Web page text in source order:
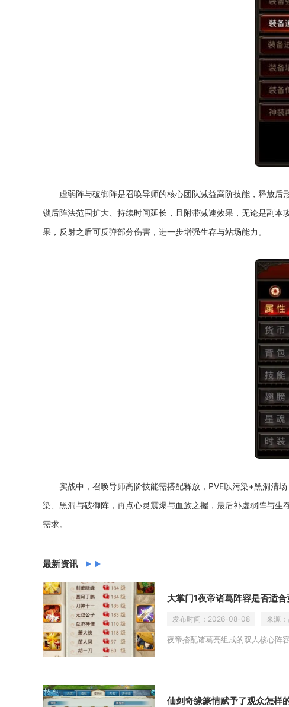
虚弱阵与破御阵是召唤导师的核心团队减益高阶技能，释放
锁后阵法范围扩大、持续时间延长，且附带减速效果，无论是副
果，反射之盾可反弹部分伤害，进一步增强生存与站场能力。
实战中，召唤导师高阶技能需搭配释放，PVE以污染+黑洞清
染、黑洞与破御阵，再点心灵震爆与血族之握，最后补虚弱阵与
需求。
最新资讯
大掌门1夜帝诸葛阵容是否适
发布时间： 2026-08-08 来源：
夜帝搭配诸葛亮组成的双人核心阵
仙剑奇缘篆情赋予了观众怎样